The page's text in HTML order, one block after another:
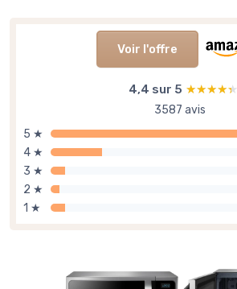
Voir l'offre
4,4 sur 5 ★★★★★
★★★★★
3587 avis
5 ★
4 ★
3 ★
2 ★
1 ★